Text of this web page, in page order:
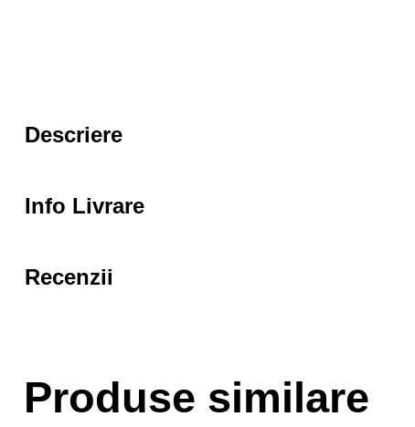
Descriere
Info Livrare
Recenzii
Produse similare